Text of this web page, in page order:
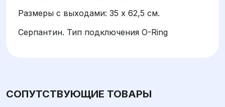
Размеры с выходами: 35 х 62,5 см.
Серпантин. Тип подключения O-Ring
СОПУТСТВУЮЩИЕ ТОВАРЫ